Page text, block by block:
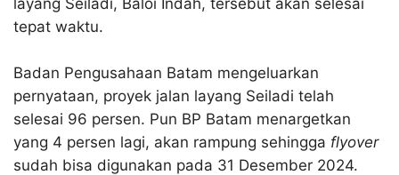
tepat waktu.
Badan Pengusahaan Batam mengeluarkan
pernyataan, proyek jalan layang Seiladi telah
selesai 96 persen. Pun BP Batam menargetkan
yang 4 persen lagi, akan rampung sehingga flyover
sudah bisa digunakan pada 31 Desember 2024.